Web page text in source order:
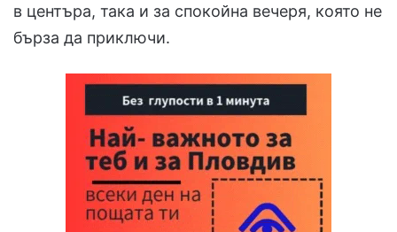
в центъра, така и за спокойна вечеря, която не
бърза да приключи.